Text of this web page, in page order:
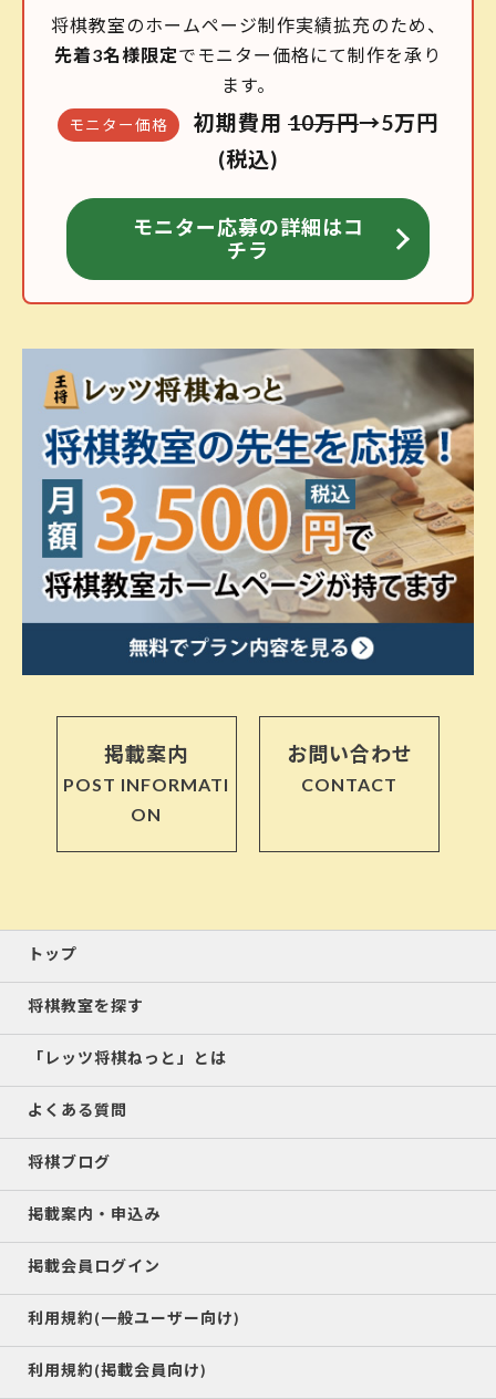
将棋教室のホームページ制作実績拡充のため、
先着3名様限定でモニター価格にて制作を承り
ます。
モニター価格 初期費用 10万円→5万円
(税込)
モニター応募の詳細はコ
チラ
掲載案内
POST INFORMATI
ON
お問い合わせ
CONTACT
トップ
将棋教室を探す
「レッツ将棋ねっと」とは
よくある質問
将棋ブログ
掲載案内・申込み
掲載会員ログイン
利用規約(一般ユーザー向け)
利用規約(掲載会員向け)